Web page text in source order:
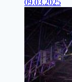
09.03.2025